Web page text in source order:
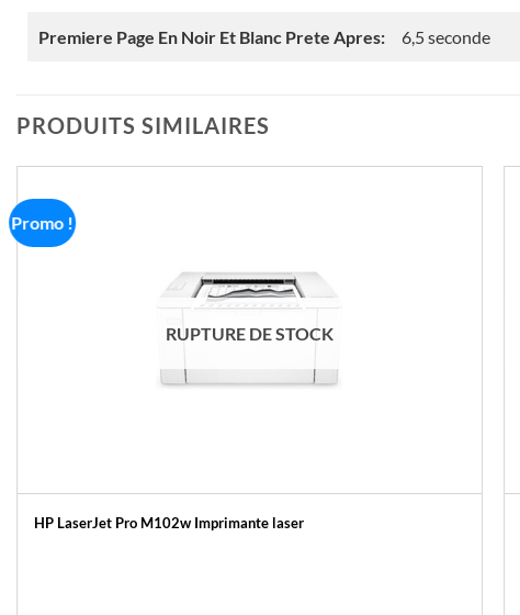
Premiere Page En Noir Et Blanc Prete Apres: 6,5 seconde
PRODUITS SIMILAIRES
Promo !
RUPTURE DE STOCK
HP LaserJet Pro M102w Imprimante laser